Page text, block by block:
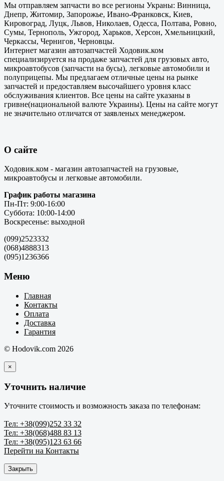
Мы отправляем запчасти во все регионы Украны: Винница,
Днепр, Житомир, Запорожье, Ивано-Франковск, Киев,
Кировоград, Луцк, Львов, Николаев, Одесса, Полтава, Ровно,
Сумы, Тернополь, Ужгород, Харьков, Херсон, Хмельницкий,
Черкассы, Чернигов, Черновцы.
Интернет магазин автозапчастей Ходовик.ком
специализируется на продаже запчастей для грузовых авто,
микроавтобусов (запчасти на бусы), легковые автомобили и
полуприцепы. Мы предлагаем отличные цены на рынке
запчастей и предоставляем высочайшего уровня класс
обслуживания клиентов. Все цены на сайте указаны в
гривне(национальной валюте Украины). Цены на сайте могут
не значительно отличатся от заявленых менеджером.
О сайте
Ходовик.ком - магазин автозапчастей на грузовые,
микроавтобусы и легковые автомобили.
График работы магазина
Пн-Пт: 9:00-16:00
Суббота: 10:00-14:00
Воскресенье: выходной
(099)2523332
(068)4888313
(095)1236366
Меню
Главная
Контакты
Оплата
Доставка
Гарантия
© Hodovik.com 2026
×
Уточнить наличие
Уточните стоимость и возможность заказа по телефонам:
Тел: +38(099)252 33 32
Тел: +38(068)488 83 13
Тел: +38(095)123 63 66
Перейти на Контакты
Закрыть